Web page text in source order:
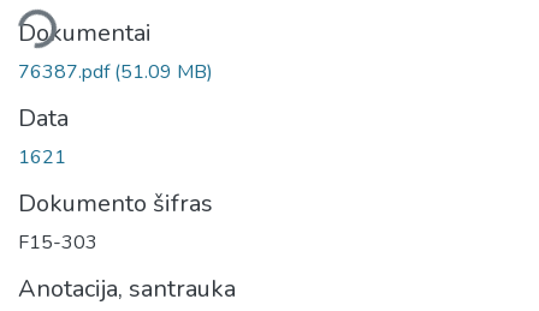
Dokumentai
76387.pdf(51.09 MB)
Data
1621
Dokumento šifras
F15-303
Anotacija, santrauka